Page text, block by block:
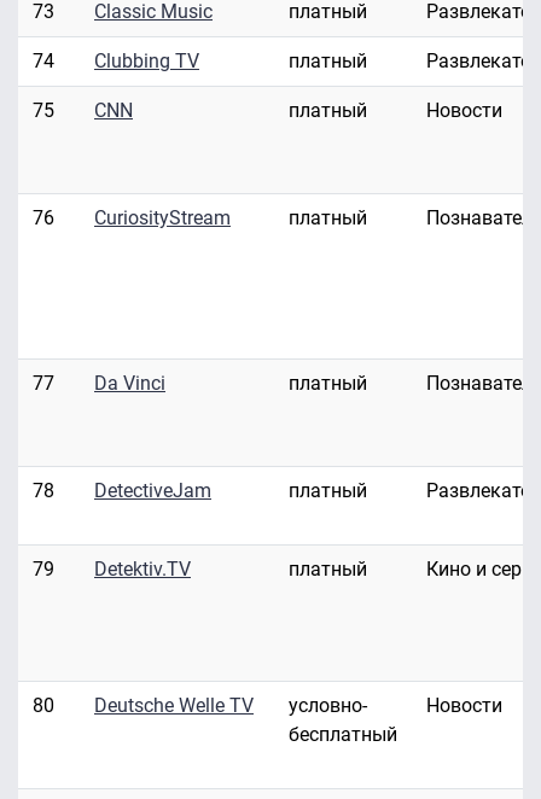
73 Classic Music платный
74 Clubbing TV платный
75 CNN платный Новости
76 CuriosityStream платный
77 Da Vinci платный
78 DetectiveJam платный
79 Detektiv.TV платный Кино и
80 Deutsche Welle TV
условно-
бесплатный
Новости